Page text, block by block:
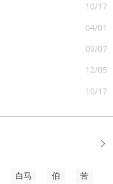
10/17
04/01
09/07
12/05
10/17

白马 伯 苦